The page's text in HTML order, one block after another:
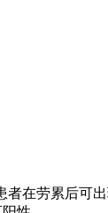
在劳累后可